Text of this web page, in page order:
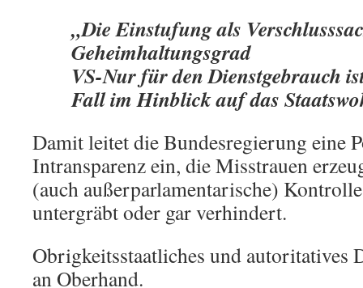
„Die Einstufung als
Geheimhaltungsgrad
VS-Nur für den Dienstgebrauch
Fall im Hinblick auf das
Damit leitet die Bundesregierung eine
Intransparenz ein, die Misstrauen
(auch außerparlamentarische)
untergräbt oder gar verhindert.
Obrigkeitsstaatliches und autoritatives
an Oberhand.